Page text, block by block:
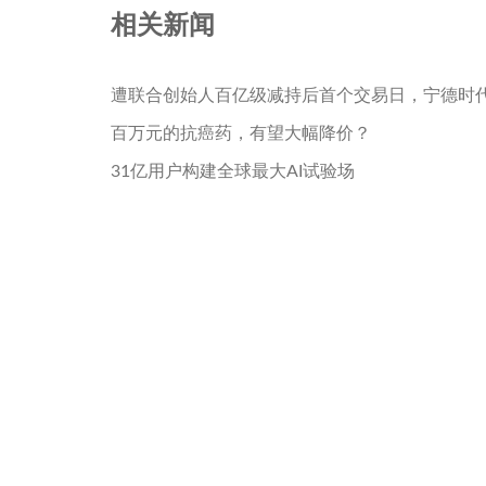
相关新闻
遭联合创始人百亿级减持后首个交易日，宁德时
百万元的抗癌药，有望大幅降价？
31亿用户构建全球最大AI试验场